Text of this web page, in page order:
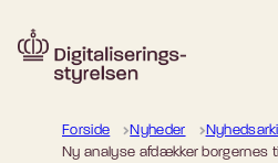
Gå til forsiden
Forside Nyheder
Ny analyse afdækker borgernes